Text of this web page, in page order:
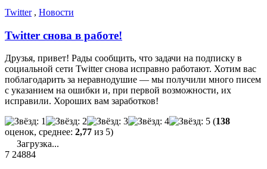
Twitter, Новости
Twitter снова в работе!
Друзья, привет! Рады сообщить, что задачи на подписку в
социальной сети Twitter снова исправно работают. Хотим вас
поблагодарить за неравнодушие — мы получили много писем
с указанием на ошибки и, при первой возможности, их
исправили. Хороших вам заработков!
(138
оценок, среднее: 2,77 из 5)
Загрузка...
7 24884